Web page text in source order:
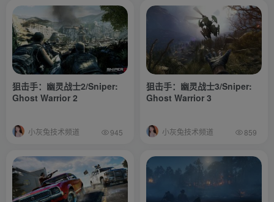
狙击手：幽灵战士2/Sniper:
Ghost Warrior 2
小灰兔技术频道 945
狙击手：幽灵战士3/Sniper:
Ghost Warrior 3
小灰兔技术频道 859